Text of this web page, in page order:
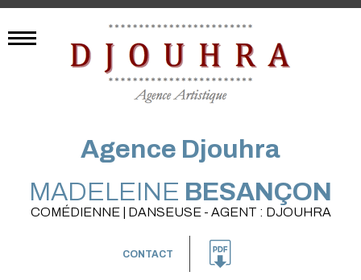
Agence Djouhra
MADELEINE BESANÇON
COMÉDIENNE | DANSEUSE - AGENT : DJOUHRA
CONTACT